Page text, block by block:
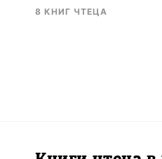
8 КНИГ ЧТЕЦА